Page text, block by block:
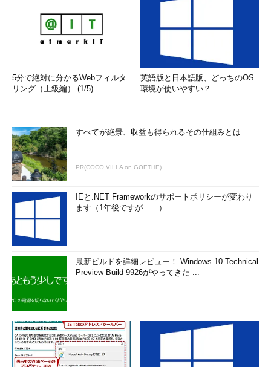
5分で絶対に分かるWebフィルタ
リング（上級編） (1/5)
英語版と日本語版、どっちのOS
環境が使いやすい？
すべてが絶景、収益も得られるその仕組みとは
PR(COCO VILLA on GOETHE)
IEと.NET Frameworkのサポートポリシーが変わり
ます（1年後ですが……）
最新ビルドを詳細レビュー！ Windows 10 Technical
Preview Build 9926がやってきた ...